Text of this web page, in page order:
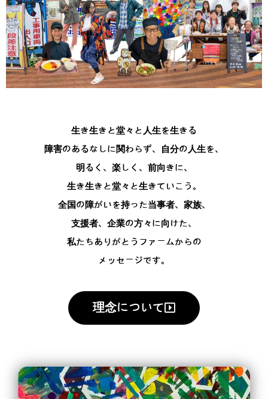
生き生きと堂々と人生を生きる
障害のあるなしに関わらず、自分の人生を、
明るく、楽しく、前向きに、
生き生きと堂々と生きていこう。
全国の障がいを持った当事者、家族、
支援者、企業の方々に向けた、
私たちありがとうファームからの
メッセージです。
理念について